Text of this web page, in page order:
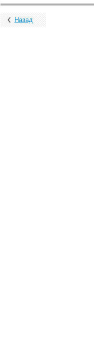
Назад